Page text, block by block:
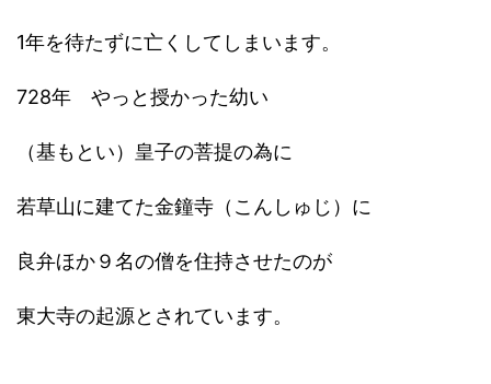
1年を待たずに亡くしてしまいます。
728年 やっと授かった幼い
（基もとい）皇子の菩提の為に
若草山に建てた金鐘寺（こんしゅじ）に
良弁ほか９名の僧を住持させたのが
東大寺の起源とされています。